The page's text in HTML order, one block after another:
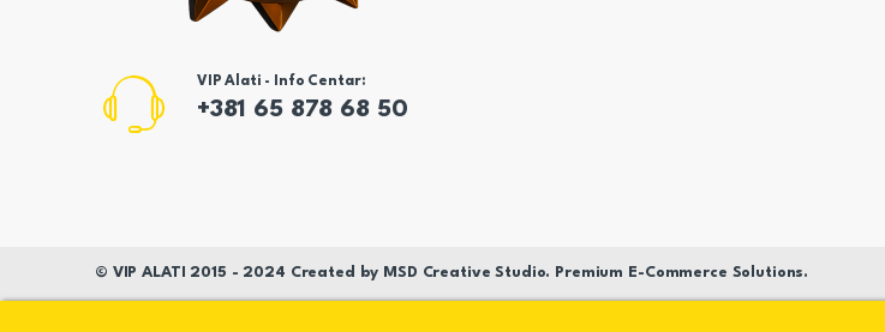
VIP Alati - Info Centar:
+381 65 878 68 50
© VIP ALATI 2015 - 2024 Created by MSD Creative Studio. Premium E-Commerce Solutions.